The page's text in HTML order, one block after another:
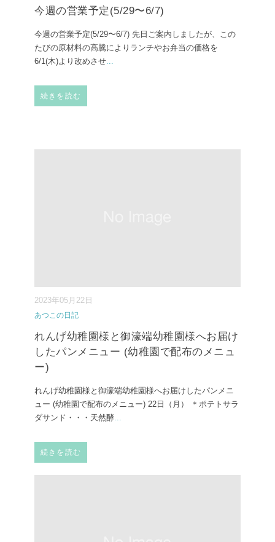
今週の営業予定(5/29〜6/7)
今週の営業予定(5/29〜6/7) ⁡先日ご案内しましたが、この
たびの原材料の高騰によりランチやお弁当の価格を
6/1(木)より改めさせ...
続きを読む
2023年05月22日
あつこの日記
れんげ幼稚園様と御濠端幼稚園様へお届け
したパンメニュー (幼稚園で配布のメニュ
ー)
れんげ幼稚園様と御濠端幼稚園様へお届けしたパンメニ
ュー (幼稚園で配布のメニュー) ⁡22日（月） ⁡＊ポテトサラ
ダサンド・・・天然酵...
続きを読む